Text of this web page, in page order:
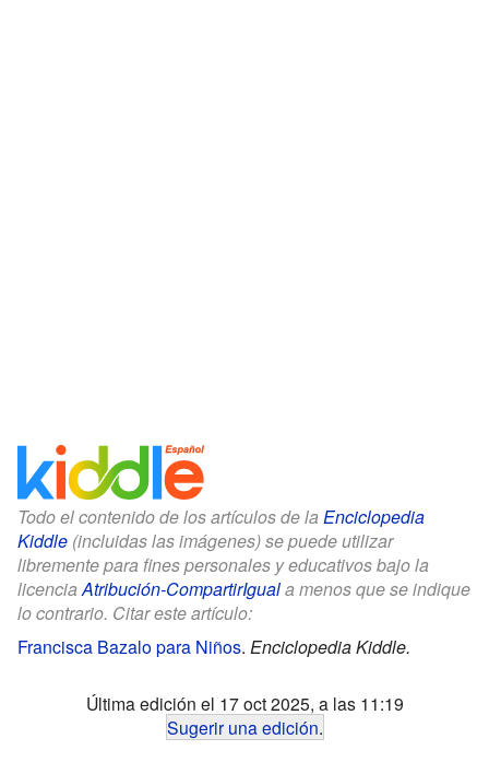
Todo el contenido de los artículos de la Enciclopedia
Kiddle (incluidas las imágenes) se puede utilizar
libremente para fines personales y educativos bajo la
licenciaAtribución-CompartirIguala menos que se indique
lo contrario. Citar este artículo:
Francisca Bazalo para Niños. Enciclopedia Kiddle.
Última edición el 17 oct 2025, a las 11:19
Sugerir una edición.